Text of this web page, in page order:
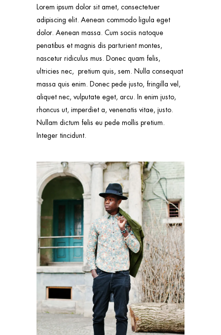
Lorem ipsum dolor sit amet, consectetuer
adipiscing elit. Aenean commodo ligula eget
dolor. Aenean massa. Cum sociis natoque
penatibus et magnis dis parturient montes,
nascetur ridiculus mus. Donec quam felis,
ultricies nec, pretium quis, sem. Nulla consequat
massa quis enim. Donec pede justo, fringilla vel,
aliquet nec, vulputate eget, arcu. In enim justo,
rhoncus ut, imperdiet a, venenatis vitae, justo.
Nullam dictum felis eu pede mollis pretium.
Integer tincidunt.